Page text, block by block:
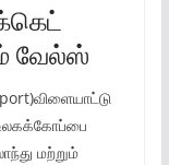
வேல்ஸ்
உலகக்கோப்பை
மற்றும்